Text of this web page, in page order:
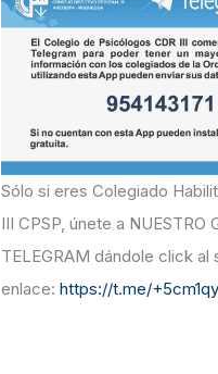
r
:
Sólo si eres Colegiado
III CPSP, únete a NUESTRO
TELEGRAM dándole click al
enlace: https://t.me/